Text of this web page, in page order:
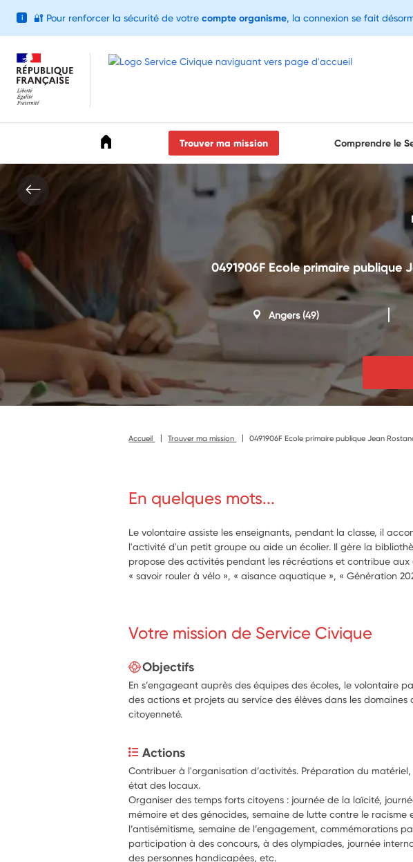
Trouver ma mission Comprendre le
0491906F Ecole primaire publique
Angers(49)
Accueil Trouver ma mission 0491906F Ecole primaire publique Jean
En quelques mots...
Le volontaire assiste les enseignants, pendant la classe, il
l'activité d'un petit groupe ou aide un écolier. Il gère la
propose des activités pendant les récréations et contribue aux
« savoir rouler à vélo », « aisance aquatique », « Génération
Votre mission de Service Civique
Objectifs
En s’engageant auprès des équipes des écoles, le volontaire
des actions et projets au service des élèves dans les domaines
citoyenneté.
Actions
Contribuer à l'organisation d’activités. Préparation du matériel,
état des locaux.
Organiser des temps forts citoyens : journée de la laïcité,
mémoire et des génocides, semaine de lutte contre le racisme
l’antisémitisme, semaine de l’engagement, commémorations
participation à des concours, à des olympiades, journée
des personnes handicapées, etc.
i 🔐 Pour renforcer la sécurité de votre compte organisme, la connexion se fait